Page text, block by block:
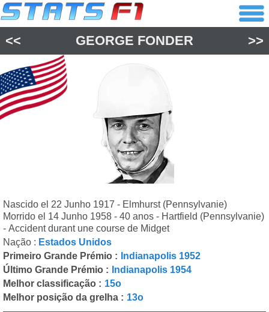
<< GEORGE FONDER >>
Nascido el 22 Junho 1917 - Elmhurst (Pennsylvanie)
Morrido el 14 Junho 1958 - 40 anos - Hartfield (Pennsylvanie)
- Accident durant une course de Midget
Nação : Estados Unidos
Primeiro Grande Prémio :
Indianapolis 1952
Último Grande Prémio :
Indianapolis 1954
Melhor classificação : 15o
Melhor posição da grelha : 13o